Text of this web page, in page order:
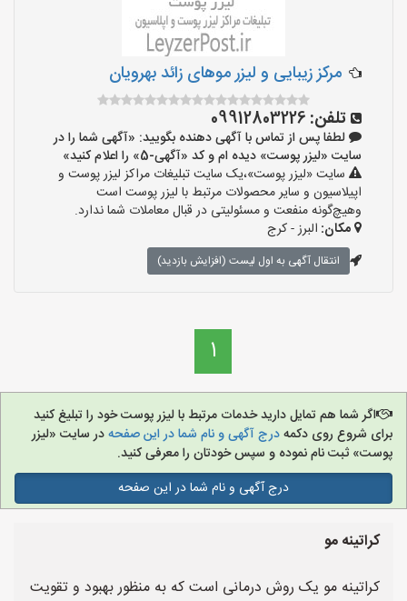
مرکز زیبایی و لیزر موهای زائد بهرویان
تلفن: 09912803226
لطفا پس از تماس با آگهی دهنده بگویید: «آگهی شما را در
سایت «لیزر پوست» دیده ام و کد «آگهی-5» را اعلام کنید»
سایت «لیزر پوست»،یک سایت تبلیغات مراکز لیزر پوست و
اپیلاسیون و سایر محصولات مرتبط با لیزر پوست است
وهیچ‌گونه منفعت و مسئولیتی در قبال معاملات شما ندارد.
مکان: البرز - کرج
انتقال آگهی به اول لیست (افزایش بازدید)
1
اگر شما هم تمایل دارید خدمات مرتبط با لیزر پوست خود را تبلیغ کنید
برای شروع روی دکمهدرج آگهی و نام شما در این صفحهدر سایت «لیزر
پوست» ثبت نام نموده و سپس خودتان را معرفی کنید.
درج آگهی و نام شما در این صفحه
کراتینه مو
کراتینه مو یک روش درمانی است که به منظور بهبود و تقویت